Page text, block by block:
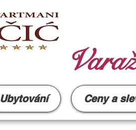
Ubytování Ceny a